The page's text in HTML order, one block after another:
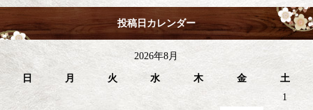
投稿日カレンダー
2026年8月
日 月 火 水 木 金
土
1